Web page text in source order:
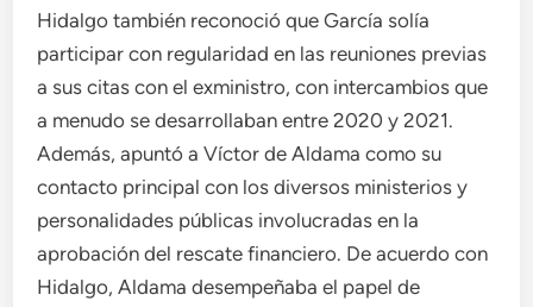
Hidalgo también reconoció que García solía
participar con regularidad en las reuniones previas
a sus citas con el exministro, con intercambios que
a menudo se desarrollaban entre 2020 y 2021.
Además, apuntó a Víctor de Aldama como su
contacto principal con los diversos ministerios y
personalidades públicas involucradas en la
aprobación del rescate financiero. De acuerdo con
Hidalgo, Aldama desempeñaba el papel de